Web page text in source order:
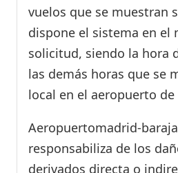
vuelos que se muestran
dispone el sistema en el
solicitud, siendo la hora
las demás horas que se
local en el aeropuerto
Aeropuertomadrid-
responsabiliza de los
derivados directa o